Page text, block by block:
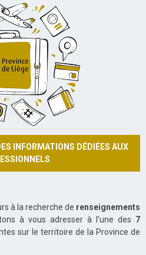
INFORMATIONS DÉDIÉES AUX
à la recherche de renseignements
à vous adresser à l’une des 7
sur le territoire de la Province de